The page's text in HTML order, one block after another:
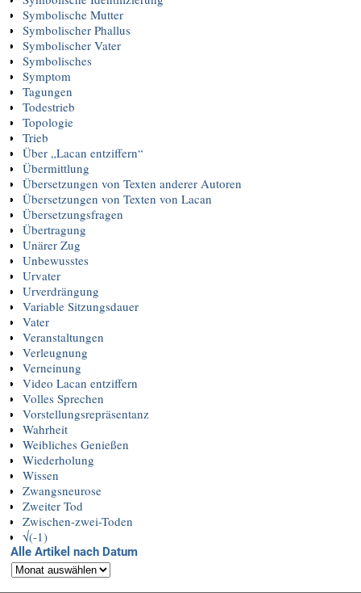
Symbolische Mutter
Symbolischer Phallus
Symbolischer Vater
Symbolisches
Symptom
Tagungen
Todestrieb
Topologie
Trieb
Über „Lacan entziffern“
Übermittlung
Übersetzungen von Texten anderer Autoren
Übersetzungen von Texten von Lacan
Übersetzungsfragen
Übertragung
Unärer Zug
Unbewusstes
Urvater
Urverdrängung
Variable Sitzungsdauer
Vater
Veranstaltungen
Verleugnung
Verneinung
Video Lacan entziffern
Volles Sprechen
Vorstellungsrepräsentanz
Wahrheit
Weibliches Genießen
Wiederholung
Wissen
Zwangsneurose
Zweiter Tod
Zwischen-zwei-Toden
√(-1)
Alle Artikel nach Datum